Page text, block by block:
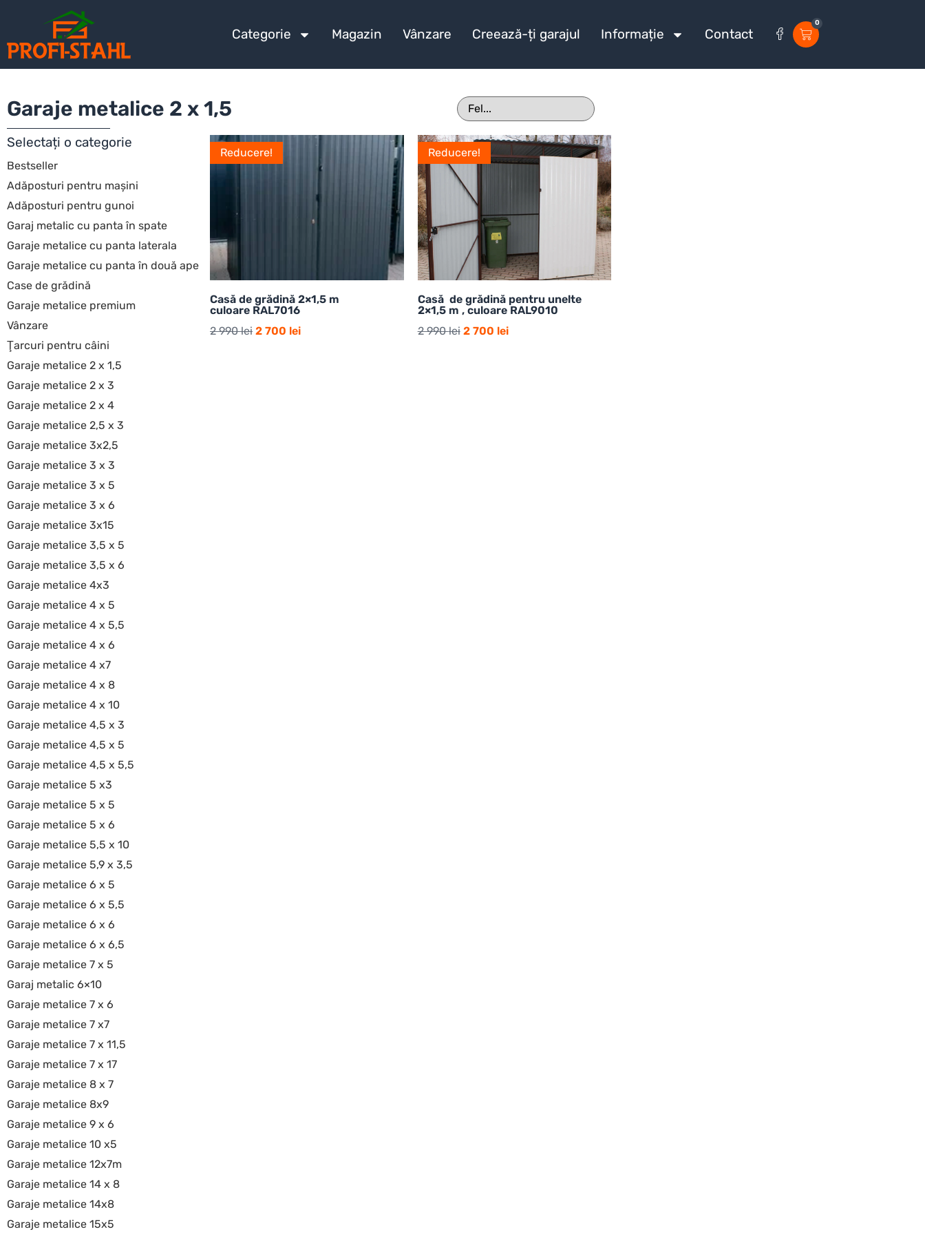
Categorie Magazin Vânzare Creează-ți garajul Informație Contact
0
Garaje metalice 2 x 1,5
Selectați o categorie
Bestseller
Adăposturi pentru mașini
Adăposturi pentru gunoi
Garaj metalic cu panta în spate
Garaje metalice cu panta laterala
Garaje metalice cu panta în două ape
Case de grădină
Garaje metalice premium
Vânzare
Ţarcuri pentru câini
Garaje metalice 2 x 1,5
Garaje metalice 2 x 3
Garaje metalice 2 x 4
Garaje metalice 2,5 x 3
Garaje metalice 3x2,5
Garaje metalice 3 x 3
Garaje metalice 3 x 5
Garaje metalice 3 x 6
Garaje metalice 3x15
Garaje metalice 3,5 x 5
Garaje metalice 3,5 x 6
Garaje metalice 4x3
Garaje metalice 4 x 5
Garaje metalice 4 x 5,5
Garaje metalice 4 x 6
Garaje metalice 4 x7
Garaje metalice 4 x 8
Garaje metalice 4 x 10
Garaje metalice 4,5 x 3
Garaje metalice 4,5 x 5
Garaje metalice 4,5 x 5,5
Garaje metalice 5 x3
Garaje metalice 5 x 5
Garaje metalice 5 x 6
Garaje metalice 5,5 x 10
Garaje metalice 5,9 x 3,5
Garaje metalice 6 x 5
Garaje metalice 6 x 5,5
Garaje metalice 6 x 6
Garaje metalice 6 x 6,5
Garaje metalice 7 x 5
Garaj metalic 6×10
Garaje metalice 7 x 6
Garaje metalice 7 x7
Garaje metalice 7 x 11,5
Garaje metalice 7 x 17
Garaje metalice 8 x 7
Garaje metalice 8x9
Garaje metalice 9 x 6
Garaje metalice 10 x5
Garaje metalice 12x7m
Garaje metalice 14 x 8
Garaje metalice 14x8
Garaje metalice 15x5
Reducere!
Casă de grădină 2×1,5 m
culoare RAL7016
2 990lei 2 700 lei
Reducere!
Casă de grădină pentru unelte
2×1,5 m , culoare RAL9010
2 990lei 2 700 lei